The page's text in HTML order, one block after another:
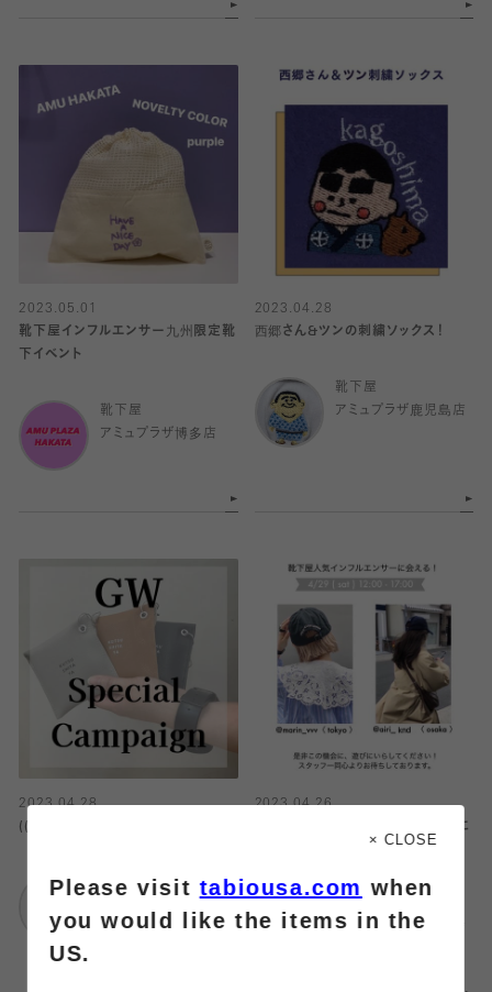
2023.05.01
靴下屋インフルエンサー九州限定靴
下イベント
靴下屋
アミュプラザ博多店
2023.04.28
西郷さん&ツンの刺繍ソックス！
靴下屋
アミュプラザ鹿児島店
2023.04.28
((GW)) Special campaign
靴下屋
店
2023.04.26
靴下屋インフルエンサーが鹿児島に
アミュプラザ鹿児島店
× CLOSE
Please visittabiousa.com when
you would like the items in the
US.